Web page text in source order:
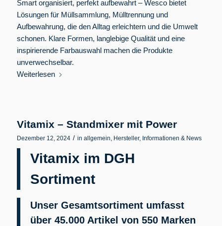
Smart organisiert, perfekt aufbewahrt – Wesco bietet
Lösungen für Müllsammlung, Mülltrennung und
Aufbewahrung, die den Alltag erleichtern und die Umwelt
schonen. Klare Formen, langlebige Qualität und eine
inspirierende Farbauswahl machen die Produkte
unverwechselbar.
Weiterlesen
Vitamix – Standmixer mit Power
Dezember 12, 2024 / in allgemein Hersteller, Informationen & News
Vitamix im DGH
Sortiment
Unser Gesamtsortiment umfasst
über 45.000 Artikel von 550 Marken